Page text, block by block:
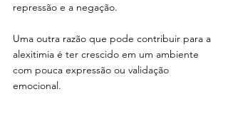
repressão e a negação.
Uma outra razão que pode contribuir para a
alexitimia é ter crescido em um ambiente
com pouca expressão ou validação
emocional.